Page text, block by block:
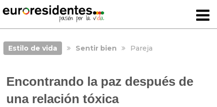
Estilo de vida Sentir bien Pareja
Encontrando la paz después de
una relación tóxica